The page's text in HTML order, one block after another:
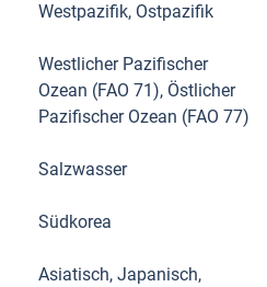
Westpazifik, Ostpazifik
Westlicher Pazifischer
Ozean (FAO 71), Östlicher
Pazifischer Ozean (FAO 77)
Salzwasser
Südkorea
Asiatisch, Japanisch,